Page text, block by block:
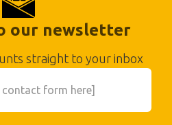
our newsletter
straight to your inbox
form here]